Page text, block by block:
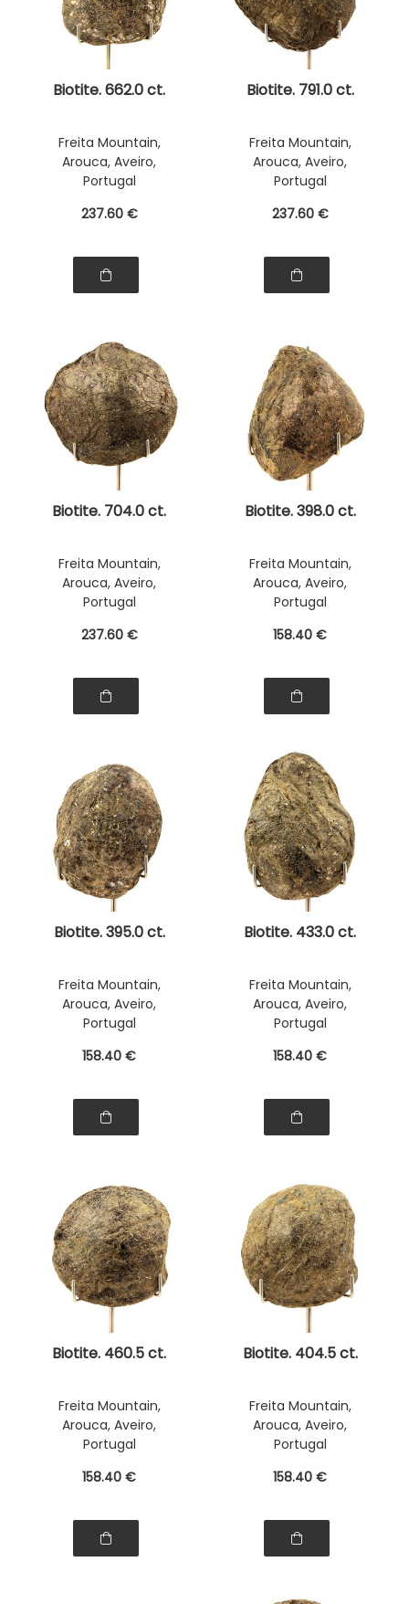
Biotite. 662.0 ct.
Freita Mountain,
Arouca, Aveiro,
Portugal
237.60 €
Biotite. 791.0 ct.
Freita Mountain,
Arouca, Aveiro,
Portugal
237.60 €
Biotite. 704.0 ct.
Freita Mountain,
Arouca, Aveiro,
Portugal
237.60 €
Biotite. 398.0 ct.
Freita Mountain,
Arouca, Aveiro,
Portugal
158.40 €
Biotite. 395.0 ct.
Freita Mountain,
Arouca, Aveiro,
Portugal
158.40 €
Biotite. 433.0 ct.
Freita Mountain,
Arouca, Aveiro,
Portugal
158.40 €
Biotite. 460.5 ct.
Freita Mountain,
Arouca, Aveiro,
Portugal
158.40 €
Biotite. 404.5 ct.
Freita Mountain,
Arouca, Aveiro,
Portugal
158.40 €